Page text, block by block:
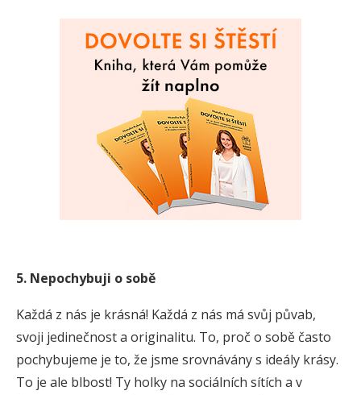
5. Nepochybuji o sobě
Každá z nás je krásná! Každá z nás má svůj půvab,
svoji jedinečnost a originalitu. To, proč o sobě často
pochybujeme je to, že jsme srovnávány s ideály krásy.
To je ale blbost! Ty holky na sociálních sítích a v